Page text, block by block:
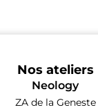
Nos ateliers
Neology
ZA de la Geneste